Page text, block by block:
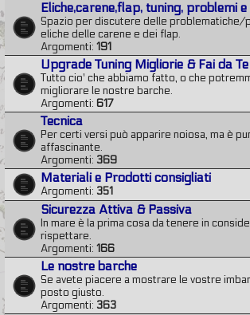
Eliche,carene,flap, tuning, problemi
Spazio per discutere delle problematiche/
eliche delle carene e dei flap.
Argomenti: 191
Upgrade Tuning Migliorie & Fai da Te
Tutto cio' che abbiamo fatto, o che
migliorare le nostre barche.
Argomenti: 617
Tecnica
Per certi versi può apparire noiosa, ma è
affascinante.
Argomenti: 369
Materiali e Prodotti consigliati
Argomenti: 351
Sicurezza Attiva & Passiva
In mare è la prima cosa da tenere in
rispettare.
Argomenti: 166
Le nostre barche
Se avete piacere a mostrare le vostre
posto giusto.
Argomenti: 363